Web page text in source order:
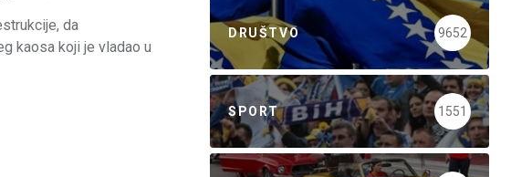
da
kaosa koji je vladao u
DRUŠTVO 9652
SPORT 1551